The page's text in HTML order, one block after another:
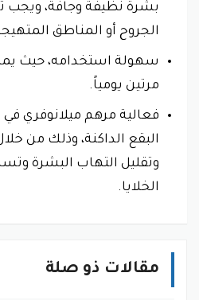
بشرة نظيفة وجافة،
الجروح أو المناطق
سهولة استخدامه، حيث
مرتين يومياً.
فعالية مرهم ميلانوفري في
البقع الداكنة، وذلك من
وتقليل التهاب البشرة
الخلايا.
مقالات ذو صلة